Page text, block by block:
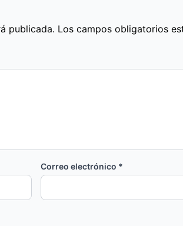
publicada. Los campos obligatorios
Correo electrónico *